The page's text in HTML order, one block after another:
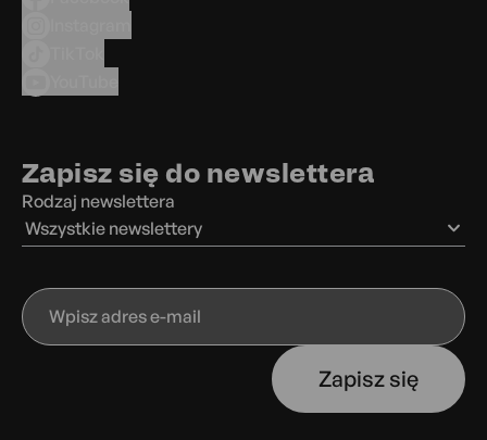
Zapisz się do newslettera
Rodzaj newslettera
Wszystkie newslettery
Wpisz
adres
Zapisz się